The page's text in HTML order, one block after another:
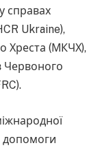
справах
Ukraine),
Хреста (МКЧХ),
Червоного
допомоги